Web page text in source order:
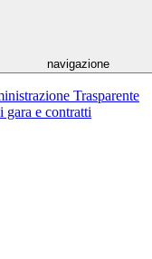
navigazione
Trasparente
gara e contratti